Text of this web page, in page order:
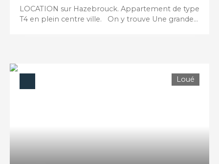
LOCATION sur Hazebrouck. Appartement de type
T4 en plein centre ville. On y trouve Une grande
Loué